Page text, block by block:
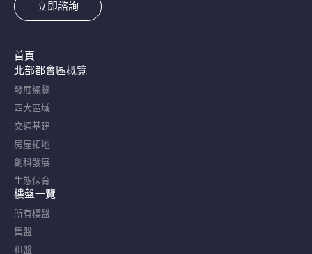
立即諮詢
首頁
北部都會區概覽​
發展總覽
四大區域
交通基建
房屋拓地
創科發展
生態保育
樓盤一覽
所有樓盤
售盤
租盤